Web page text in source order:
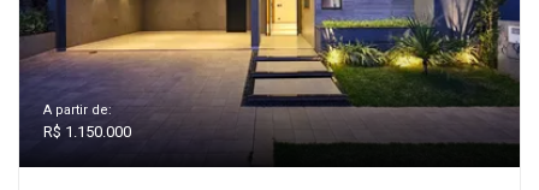
A partir de:
R$ 1.150.000